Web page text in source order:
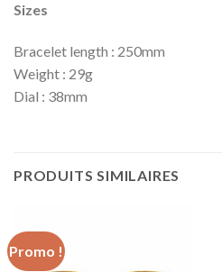
Sizes
Bracelet length : 250mm
Weight : 29g
Dial : 38mm
PRODUITS SIMILAIRES
Promo !